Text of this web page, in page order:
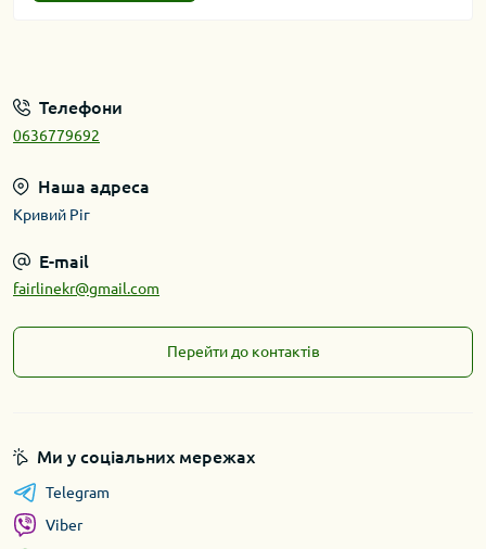
Телефони
0636779692
Наша адреса
Кривий Ріг
E-mail
fairlinekr@gmail.com
Перейти до контактів
Ми у соціальних мережах
Telegram
Viber